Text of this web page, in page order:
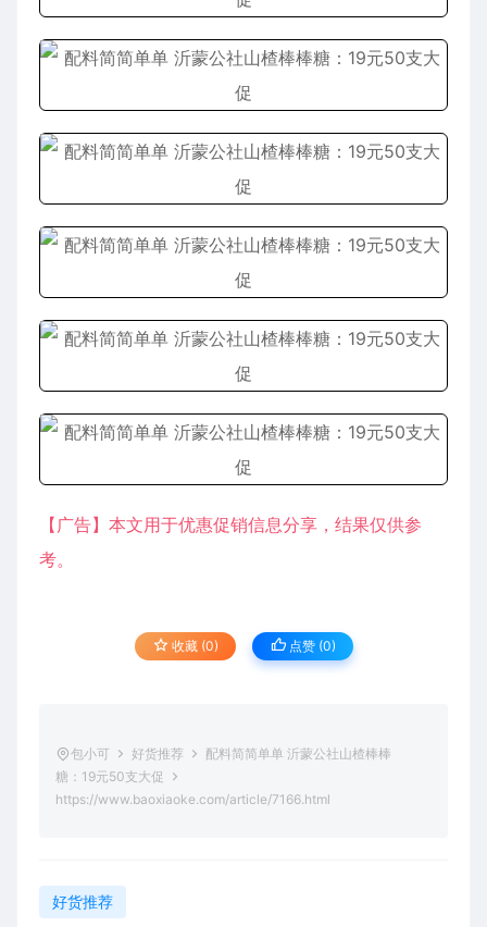
【广告】本文用于优惠促销信息分享，结果仅供参
考。
收藏 (0) 点赞 (0)
包小可 好货推荐
配料简简单单 沂蒙公社山楂棒棒
糖：19元50支大促
https://www.baoxiaoke.com/article/7166.html
好货推荐